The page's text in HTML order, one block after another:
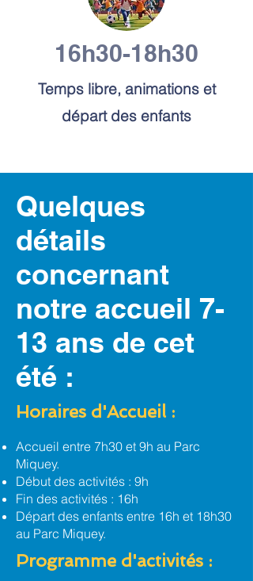
16h30-18h30
Temps libre, animations et
départ des enfants
Quelques
détails
concernant
notre accueil 7-
13 ans de cet
été :
Horaires d'Accueil :
Accueil entre 7h30 et 9h au Parc
Miquey.
Début des activités : 9h
Fin des activités : 16h
Départ des enfants entre 16h et 18h30
au Parc Miquey.
Programme d'activités :